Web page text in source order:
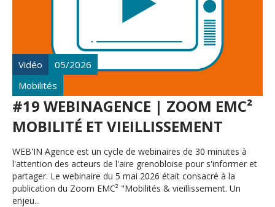
Vidéo
05/2026
Mobilités
#19 WEBINAGENCE | ZOOM EMC²
MOBILITÉ ET VIEILLISSEMENT
WEB'IN Agence est un cycle de webinaires de 30 minutes à
l'attention des acteurs de l'aire grenobloise pour s'informer et
partager. Le webinaire du 5 mai 2026 était consacré à la
publication du Zoom EMC² "Mobilités & vieillissement. Un
enjeu...